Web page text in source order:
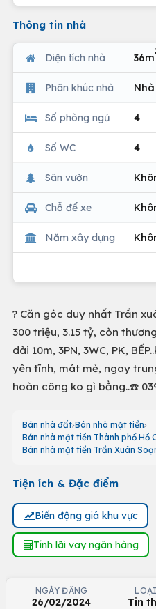
Thông tin nhà
Diện tích nhà 36m
Phân khúc nhà
Số phòng ngủ 4
Số WC 4
Sân vườn
Chỗ để xe
Năm xây dựng
? Căn góc duy nhất Trần
300 triệu, 3.15 tỷ, còn
dài 10m, 3PN, 3WC, PK,
yên tĩnh, mát mẻ, ngay
hoàn công ko gì bằng..☎️
Bán nhà đất Bán nhà mặt tiền
Bán nhà mặt tiền Thành phố Hồ
Bán nhà mặt tiền Trần Xuân
Tiện ích & Đặc điểm
Biến động giá khu vực
Tính lãi vay ngân hàng
NGÀY ĐĂNG
26/02/2024 Tin